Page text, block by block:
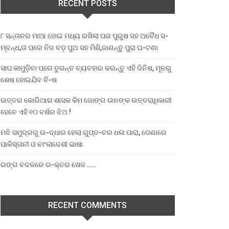
RECENT POSTS
୮ ସନ୍ତାନର ମାଆ ହୋଇ ମଧ୍ୟ ରଖିଲା ପର ପୁରୁଷ ସହ ଅବୈଧ ସ-
ମ୍ବନ୍ଧ,ତା ପରେ ନିଜ ବଡ଼ ପୁଅ ସହ ମିଶି,ଜାଣନ୍ତୁ ପୁରା ଘ-ଟଣା
ସାପ କାମୁଡ଼ିବା ପରେ ତୁରନ୍ତ ବ୍ୟବହାର କରନ୍ତୁ ଏହି ଜିନିଷ, ମୂଳରୁ
ଶେଷ ହୋଇଯିବ ବି-ଷ
ଉତ୍ତର କୋରିଆର ଶାସକ କିମ ଜୋଙ୍ଗ ଉନଙ୍କ ଉତ୍ତରାଧିକାରୀ
ହେବେ ଏହି ୧୦ ବର୍ଷର ଝିଅ !
ମଝି ସମୁଦ୍ରରୁ ଉ-ଦ୍ଧାର ହେଲା ଗୁପ୍ତ-ଚର ଧଳା ପାରା, ଡେଣାରେ
ପାକିସ୍ତାନୀ ଓ ବାଂଲାଦେଶୀ ଭାଷା
ରଙ୍ଗ ବଦଳରେ ର-କ୍ତର ଖେଳ …..
RECENT COMMENTS